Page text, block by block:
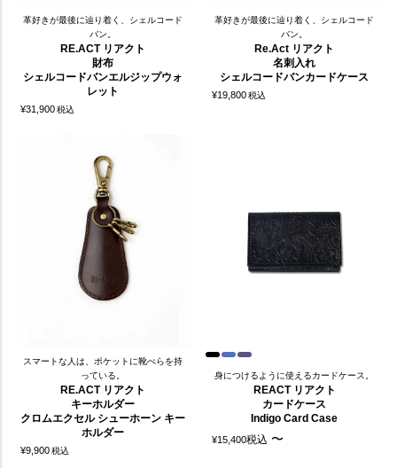
革好きが最後に辿り着く、シェルコード
バン。
RE.ACT リアクト
財布
シェルコードバンエルジップウォ
レット
¥31,900税込
革好きが最後に辿り着く、シェルコード
バン。
Re.Act リアクト
名刺入れ
シェルコードバンカードケース
¥19,800税込
スマートな人は、ポケットに靴べらを持
っている。
RE.ACT リアクト
キーホルダー
クロムエクセル シューホーン キー
ホルダー
¥9,900税込
身につけるように使えるカードケース。
REACT リアクト
カードケース
Indigo Card Case
¥15,400税込 〜